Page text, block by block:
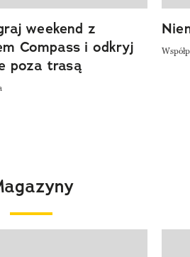
weekend z
Compass i odkryj
poza trasą